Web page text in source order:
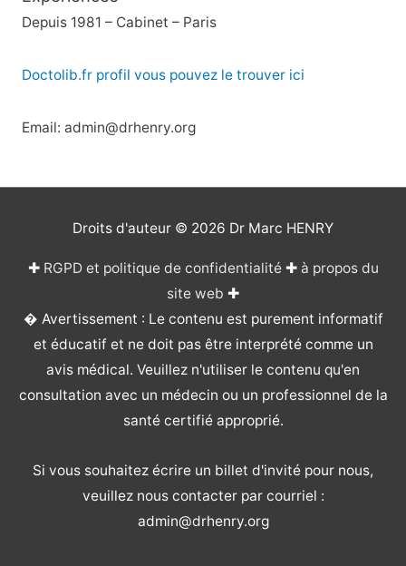
Depuis 1981 – Cabinet – Paris
Doctolib.fr profil vous pouvez le trouver ici
Email: admin@drhenry.org
Droits d'auteur © 2026 Dr Marc HENRY
✚ RGPD et politique de confidentialité✚ à propos du
site web ✚
� Avertissement : Le contenu est purement informatif
et éducatif et ne doit pas être interprété comme un
avis médical. Veuillez n'utiliser le contenu qu'en
consultation avec un médecin ou un professionnel de la
santé certifié approprié.
Si vous souhaitez écrire un billet d'invité pour nous,
veuillez nous contacter par courriel :
admin@drhenry.org